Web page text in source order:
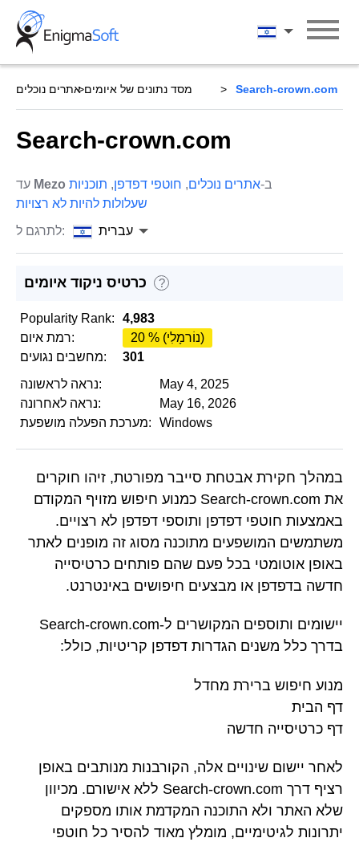
Skip
content
עברית
מסד נתונים של איומים אתרים נוכלים Search-crown.com
Search-crown.com
Mezo ב-אתרים נוכלים, חוטפי דפדפן, תוכניות
שעלולות להיות לא רצויות
לתרגם ל:
עברית
כרטיס ניקוד איומים ?
Popularity Rank:
4,983
רמת איום:
20 % (נוֹרמָלִי)
מחשבים נגועים:
301
נראה לראשונה:
May 4, 2025
נראה לאחרונה:
May 16, 2026
מערכת הפעלה מושפעת:
Windows
במהלך חקירת אבטחת סייבר מפורטת, זיהו חוקרים
את Search-crown.com כמנוע חיפוש מזויף המקודם
באמצעות חוטפי דפדפן ותוספי דפדפן לא רצויים.
משתמשים המושפעים מתוכנה מסוג זה מופנים לאתר
באופן אוטומטי בכל פעם שהם פותחים כרטיסייה
חדשה בדפדפן או מבצעים חיפושים באינטרנט.
יישומים ותוספים המקושרים ל-Search-crown.com
בדרך כלל משנים הגדרות דפדפן קריטיות, כולל:
מנוע חיפוש ברירת מחדל
דף הבית
דף כרטיסייה חדשה
לאחר יישום שינויים אלה, הקורבנות מנותבים באופן
רציף דרך Search-crown.com ללא אישורם. מכיוון
שלא האתר ולא התוכנה המקדמת אותו מספקים
יתרונות לגיטימיים, מומלץ מאוד להסיר כל חוטפי